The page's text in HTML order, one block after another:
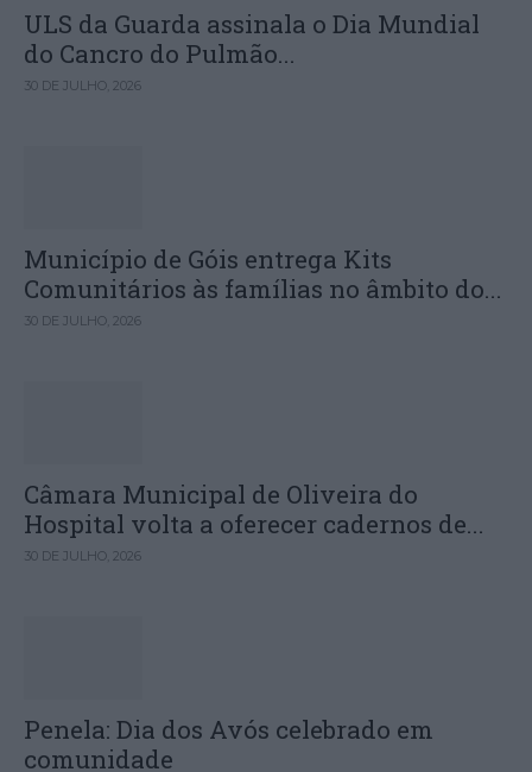
ULS da Guarda assinala o Dia Mundial
do Cancro do Pulmão...
30 DE JULHO, 2026
Município de Góis entrega Kits
Comunitários às famílias no âmbito do...
30 DE JULHO, 2026
Câmara Municipal de Oliveira do
Hospital volta a oferecer cadernos de...
30 DE JULHO, 2026
Penela: Dia dos Avós celebrado em
comunidade